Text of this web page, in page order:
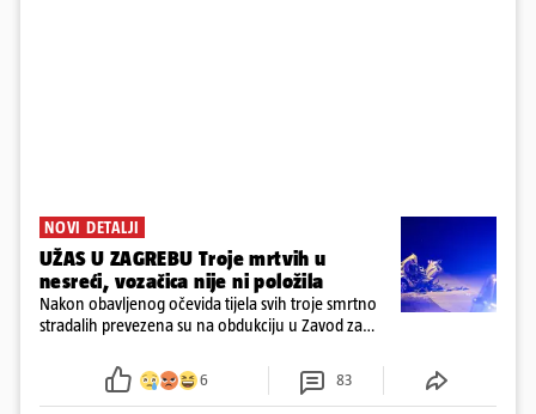
NOVI DETALJI
UŽAS U ZAGREBU Troje mrtvih u
nesreći, vozačica nije ni položila
Nakon obavljenog očevida tijela svih troje smrtno
stradalih prevezena su na obdukciju u Zavod za
policija nastavlja kriminalističko istraživanje
6 83